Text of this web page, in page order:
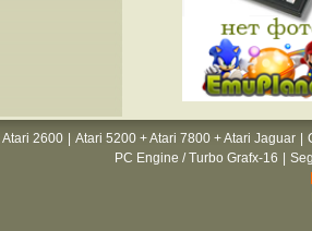
Atari 2600 Atari 5200 + Atari 7800 + Atari Jaguar
PC Engine / Turbo Grafx-16